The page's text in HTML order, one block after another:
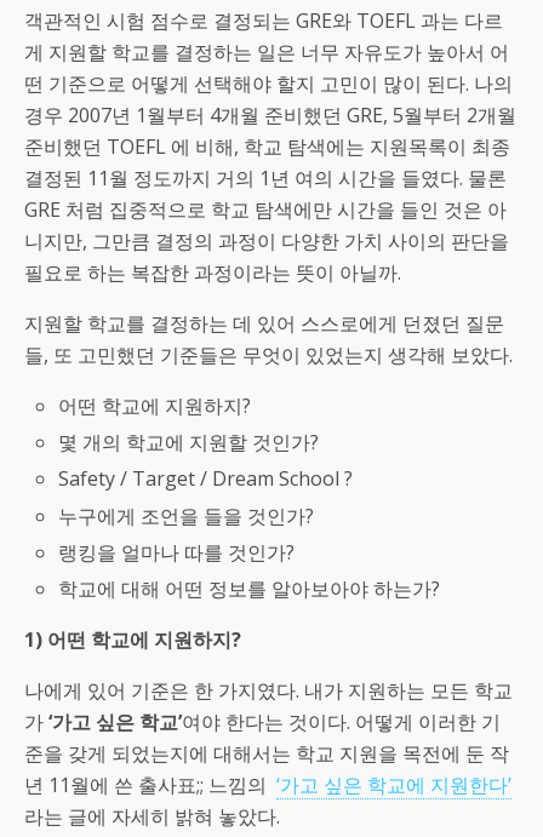
객관적인 시험 점수로 결정되는 GRE와 TOEFL 과는 다르
게 지원할 학교를 결정하는 일은 너무 자유도가 높아서 어
떤 기준으로 어떻게 선택해야 할지 고민이 많이 된다. 나의
경우 2007년 1월부터 4개월 준비했던 GRE, 5월부터 2개월
준비했던 TOEFL 에 비해, 학교 탐색에는 지원목록이 최종
결정된 11월 정도까지 거의 1년 여의 시간을 들였다. 물론
GRE 처럼 집중적으로 학교 탐색에만 시간을 들인 것은 아
니지만, 그만큼 결정의 과정이 다양한 가치 사이의 판단을
필요로 하는 복잡한 과정이라는 뜻이 아닐까.
지원할 학교를 결정하는 데 있어 스스로에게 던졌던 질문
들, 또 고민했던 기준들은 무엇이 있었는지 생각해 보았다.
어떤 학교에 지원하지?
몇 개의 학교에 지원할 것인가?
Safety / Target / Dream School ?
누구에게 조언을 들을 것인가?
랭킹을 얼마나 따를 것인가?
학교에 대해 어떤 정보를 알아보아야 하는가?
1) 어떤 학교에 지원하지?
나에게 있어 기준은 한 가지였다. 내가 지원하는 모든 학교
가‘가고 싶은 학교’여야 한다는 것이다. 어떻게 이러한 기
준을 갖게 되었는지에 대해서는 학교 지원을 목전에 둔 작
년 11월에 쓴 출사표;; 느낌의 ‘가고 싶은 학교에 지원한다’
라는 글에 자세히 밝혀 놓았다.